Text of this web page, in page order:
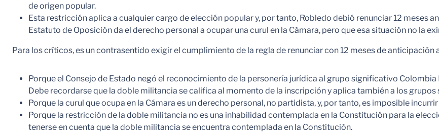
de origen popular.
Esta restricción aplica a cualquier cargo de elección popular y, por tanto, Robledo debió renunciar 12 meses
Estatuto de Oposición da el derecho personal a ocupar una curul en la Cámara, pero que esa situación no la
Para los críticos, es un contrasentido exigir el cumplimiento de la regla de renunciar con 12 meses de
Porque el Consejo de Estado negó el reconocimiento de la personería jurídica al grupo significativo
Debe recordarse que la doble militancia se califica al momento de la inscripción y aplica también a los
Porque la curul que ocupa en la Cámara es un derecho personal, no partidista, y, por tanto, es imposible
Porque la restricción de la doble militancia no es una inhabilidad contemplada en la Constitución para la
tenerse en cuenta que la doble militancia se encuentra contemplada en la Constitución.